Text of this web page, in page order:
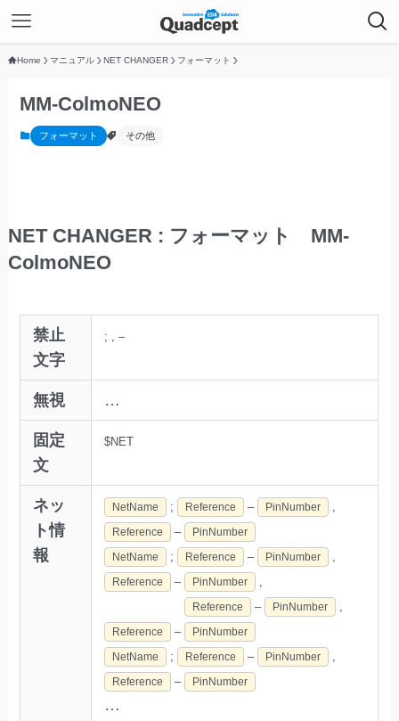
Home マニュアル NET CHANGER フォーマット
MM-ColmoNEO
フォーマット その他
NET CHANGER : フォーマット MM-
ColmoNEO
禁止
文字
; , –
無視 …
固定
文
$NET
ネッ
ト情
報
NetName ; Reference – PinNumber ,
Reference –
PinNumber
NetName
; Reference – PinNumber ,
Reference – PinNumber ,
Reference – PinNumber ,
Reference –
PinNumber
NetName
; Reference – PinNumber ,
Reference – PinNumber
…